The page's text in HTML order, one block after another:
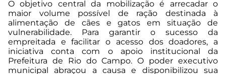
O objetivo central da mobilização é arrecadar o
maior volume possível de ração destinada à
alimentação de cães e gatos em situação de
vulnerabilidade. Para garantir o sucesso da
empreitada e facilitar o acesso dos doadores, a
iniciativa conta com o apoio institucional da
Prefeitura de Rio do Campo. O poder executivo
municipal abraçou a causa e disponibilizou sua